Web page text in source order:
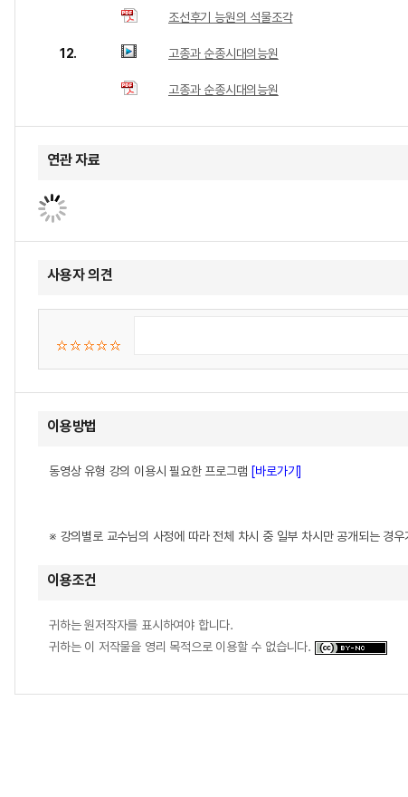
조선후기 능원의 석물조각
12. 고종과 순종시대의능원
고종과 순종시대의능원
연관 자료
사용자 의견
이용방법
동영상 유형 강의 이용시 필요한 프로그램 [바로가기]
※ 강의별로 교수님의 사정에 따라 전체 차시 중 일부 차시만 공개되는 경
이용조건
귀하는 원저작자를 표시하여야 합니다.
귀하는 이 저작물을 영리 목적으로 이용할 수 없습니다.